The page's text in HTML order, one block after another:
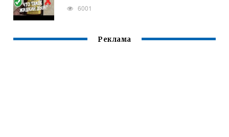
6001
Реклама